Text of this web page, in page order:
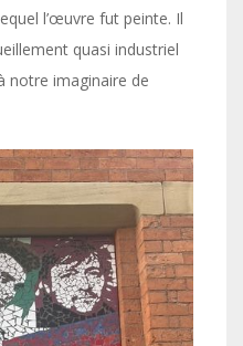
l’œuvre fut peinte. Il
quasi industriel
notre imaginaire de